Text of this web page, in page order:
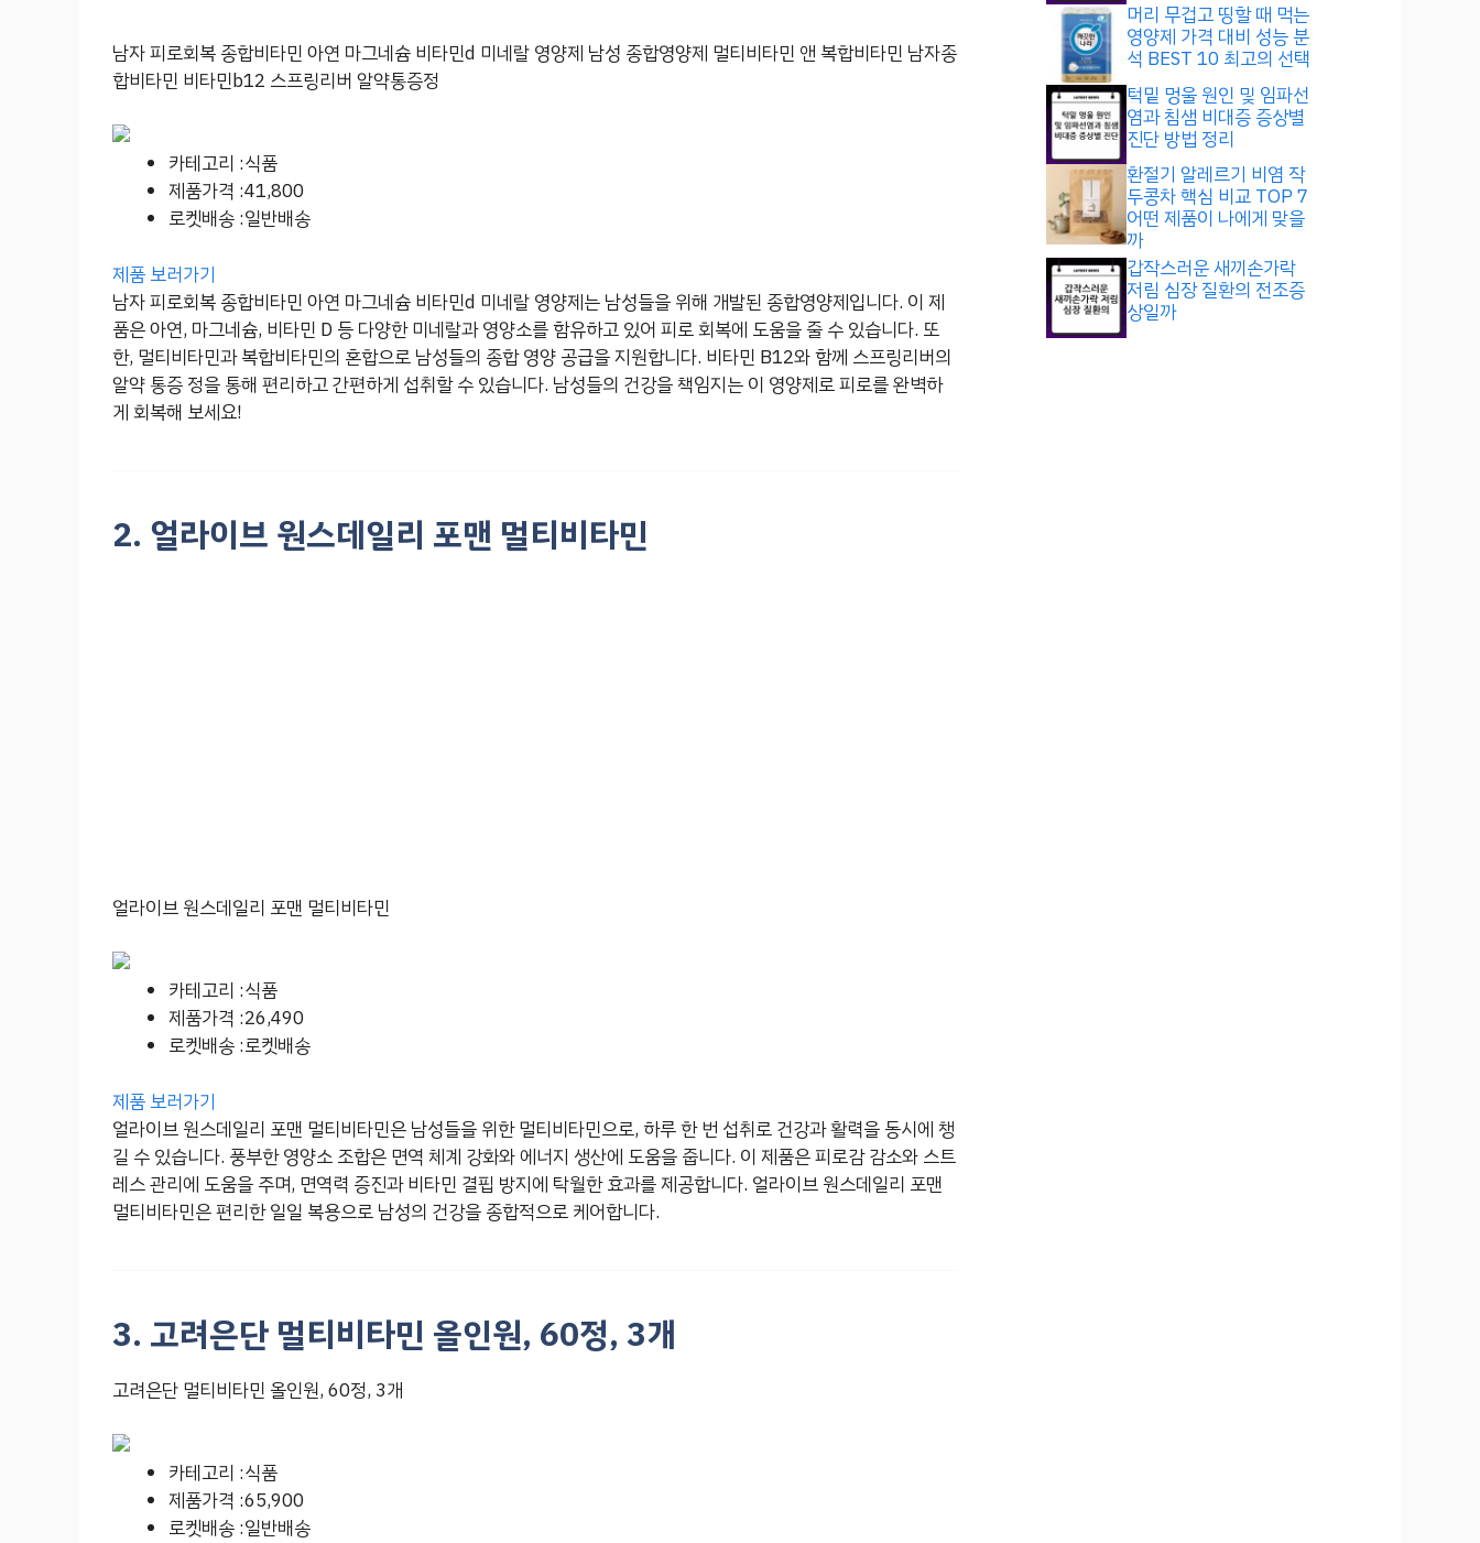
남자 피로회복 종합비타민 아연 마그네슘 비타민d 미네랄 영양제 남성 종합영양제 멀티비타민 앤 복합비타민 남자종
합비타민 비타민b12 스프링리버 알약통증정
카테고리 :식품
제품가격 :41,800
로켓배송 :일반배송
제품 보러가기
남자 피로회복 종합비타민 아연 마그네슘 비타민d 미네랄 영양제는 남성들을 위해 개발된 종합영양제입니다. 이 제
품은 아연, 마그네슘, 비타민 D 등 다양한 미네랄과 영양소를 함유하고 있어 피로 회복에 도움을 줄 수 있습니다. 또
한, 멀티비타민과 복합비타민의 혼합으로 남성들의 종합 영양 공급을 지원합니다. 비타민 B12와 함께 스프링리버의
알약 통증 정을 통해 편리하고 간편하게 섭취할 수 있습니다. 남성들의 건강을 책임지는 이 영양제로 피로를 완벽하
게 회복해 보세요!
2. 얼라이브 원스데일리 포맨 멀티비타민
얼라이브 원스데일리 포맨 멀티비타민
카테고리 :식품
제품가격 :26,490
로켓배송 :로켓배송
제품 보러가기
얼라이브 원스데일리 포맨 멀티비타민은 남성들을 위한 멀티비타민으로, 하루 한 번 섭취로 건강과 활력을 동시에 챙
길 수 있습니다. 풍부한 영양소 조합은 면역 체계 강화와 에너지 생산에 도움을 줍니다. 이 제품은 피로감 감소와 스트
레스 관리에 도움을 주며, 면역력 증진과 비타민 결핍 방지에 탁월한 효과를 제공합니다. 얼라이브 원스데일리 포맨
멀티비타민은 편리한 일일 복용으로 남성의 건강을 종합적으로 케어합니다.
3. 고려은단 멀티비타민 올인원, 60정, 3개
고려은단 멀티비타민 올인원, 60정, 3개
카테고리 :식품
제품가격 :65,900
로켓배송 :일반배송
머리 무겁고 띵할 때 먹는
영양제 가격 대비 성능 분
석 BEST 10 최고의 선택
턱밑 멍울 원인 및 임파선
염과 침샘 비대증 증상별
진단 방법 정리
환절기 알레르기 비염 작
두콩차 핵심 비교 TOP 7
어떤 제품이 나에게 맞을
까
갑작스러운 새끼손가락
저림 심장 질환의 전조증
상일까